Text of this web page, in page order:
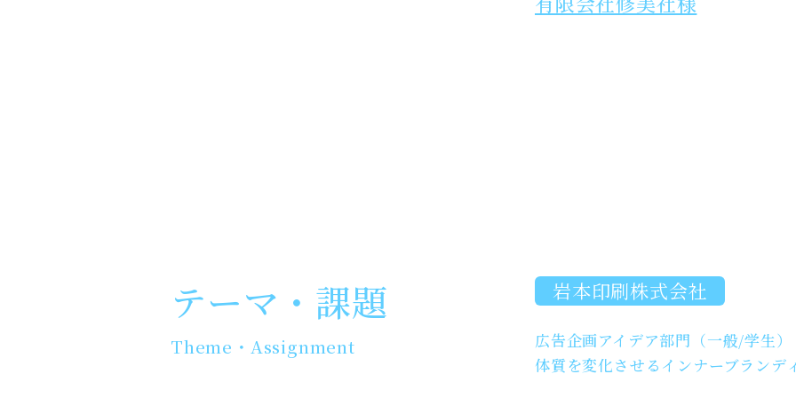
テーマ・課題
Theme・Assignment
岩本印刷株式会社
広告企画アイデア部門（一般/学生）
体質を変化させるインナーブラン